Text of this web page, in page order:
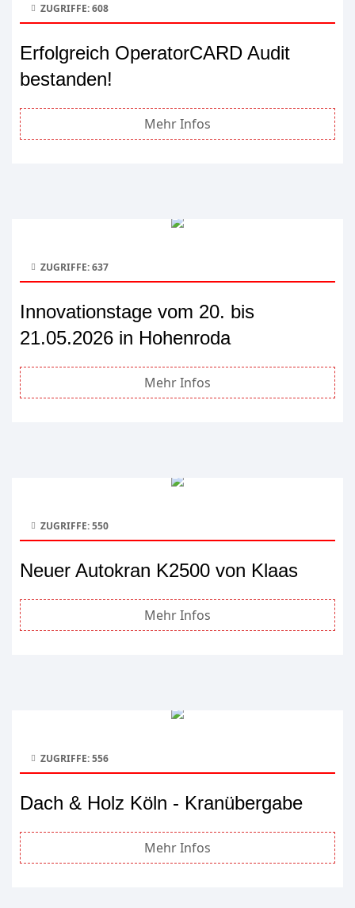
ZUGRIFFE: 608
Erfolgreich OperatorCARD Audit
bestanden!
Mehr Infos
ZUGRIFFE: 637
Innovationstage vom 20. bis
21.05.2026 in Hohenroda
Mehr Infos
ZUGRIFFE: 550
Neuer Autokran K2500 von Klaas
Mehr Infos
ZUGRIFFE: 556
Dach & Holz Köln - Kranübergabe
Mehr Infos